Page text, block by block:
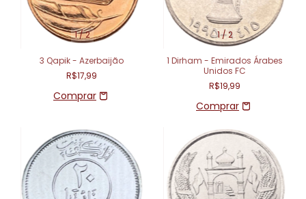
1/2
3 Qapik - Azerbaijão
R$17,99
1/2
1 Dirham - Emirados Árabes
Unidos FC
R$19,99